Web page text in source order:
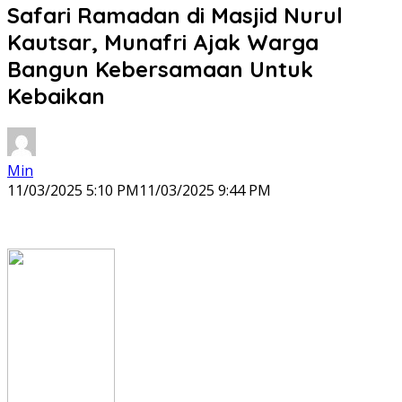
Safari Ramadan di Masjid Nurul
Kautsar, Munafri Ajak Warga
Bangun Kebersamaan Untuk
Kebaikan
Min
11/03/2025 5:10 PM11/03/2025 9:44 PM